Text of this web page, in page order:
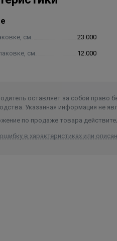
см. 23.000
см. 12.000
оставляет за собой право
Указанная информация не
по продаже товара
в характеристиках или